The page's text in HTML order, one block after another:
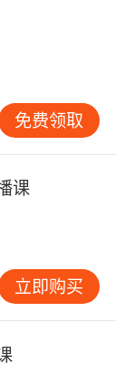
免费领取
课
立即购买